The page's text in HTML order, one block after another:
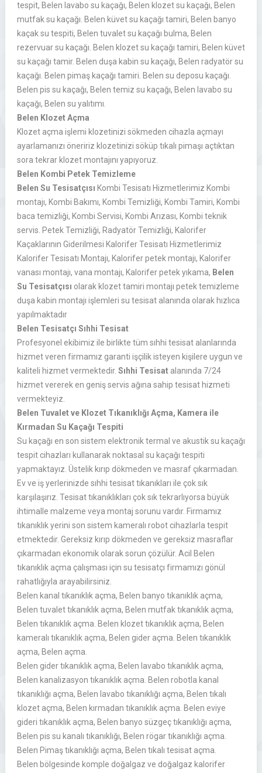
tespit, Belen lavabo su kaçağı, Belen klozet su kaçağı, Belen
mutfak su kaçağı. Belen küvet su kaçağı tamiri, Belen banyo
kaçak su tespiti, Belen tuvalet su kaçağı bulma, Belen
rezervuar su kaçağı. Belen klozet su kaçağı tamiri, Belen küvet
su kaçağı tamir. Belen duşa kabin su kaçağı, Belen radyatör su
kaçağı. Belen pimaş kaçağı tamiri. Belen su deposu kaçağı.
Belen pis su kaçağı, Belen temiz su kaçağı, Belen lavabo su
kaçağı, Belen su yalıtımı.
Belen Klozet Açma
Klozet açma işlemi klozetinizi sökmeden cihazla açmayı
ayarlamanızı öneririz klozetinizi söküp tıkalı pimaşı açtıktan
sora tekrar klozet montajını yapıyoruz.
Belen Kombi Petek Temizleme
Belen Su Tesisatçısı Kombi Tesisatı Hizmetlerimiz Kombi
montajı, Kombi Bakımı, Kombi Temizliği, Kombi Tamiri, Kombi
baca temizliği, Kombi Servisi, Kombi Arızası, Kombi teknik
servis. Petek Temizliği, Radyatör Temizliği, Kalorifer
Kaçaklarının Giderilmesi Kalorifer Tesisatı Hizmetlerimiz
Kalorifer Tesisatı Montajı, Kalorifer petek montajı, Kalorifer
vanası montajı, vana montajı, Kalorifer petek yıkama, Belen
Su Tesisatçısı olarak klozet tamiri montajı petek temizleme
duşa kabin montajı işlemleri su tesisat alanında olarak hızlıca
yapılmaktadır
Belen Tesisatçı Sıhhi Tesisat
Profesyonel ekibimiz ile birlikte tüm sıhhi tesisat alanlarında
hizmet veren firmamız garanti işçilik isteyen kişilere uygun ve
kaliteli hizmet vermektedir. Sıhhi Tesisatalanında 7/24
hizmet vererek en geniş servis ağına sahip tesisat hizmeti
vermekteyiz.
Belen Tuvalet ve Klozet Tıkanıklığı Açma, Kamera ile
Kırmadan Su Kaçağı Tespiti
Su kaçağı en son sistem elektronik termal ve akustik su kaçağı
tespit cihazları kullanarak noktasal su kaçağı tespiti
yapmaktayız. Üstelik kırıp dökmeden ve masraf çıkarmadan.
Ev ve iş yerlerinizde sıhhi tesisat tıkanıkları ile çok sık
karşılaşırız. Tesisat tıkanıklıkları çok sık tekrarlıyorsa büyük
ihtimalle malzeme veya montaj sorunu vardır. Firmamız
tıkanıklık yerini son sistem kameralı robot cihazlarla tespit
etmektedir. Gereksiz kırıp dökmeden ve gereksiz masraflar
çıkarmadan ekonomik olarak sorun çözülür. Acil Belen
tıkanıklık açma çalışması için su tesisatçı firmamızı gönül
rahatlığıyla arayabilirsiniz.
Belen kanal tıkanıklık açma, Belen banyo tıkanıklık açma,
Belen tuvalet tıkanıklık açma, Belen mutfak tıkanıklık açma,
Belen tıkanıklık açma. Belen klozet tıkanıklık açma, Belen
kameralı tıkanıklık açma, Belen gider açma. Belen tıkanıklık
açma, Belen açma.
Belen gider tıkanıklık açma, Belen lavabo tıkanıklık açma,
Belen kanalizasyon tıkanıklık açma. Belen robotla kanal
tıkanıklığı açma, Belen lavabo tıkanıklığı açma, Belen tıkalı
klozet açma, Belen kırmadan tıkanıklık açma. Belen eviye
gideri tıkanıklık açma, Belen banyo süzgeç tıkanıklığı açma,
Belen pis su kanalı tıkanıklığı, Belen rögar tıkanıklığı açma.
Belen Pimaş tıkanıklığı açma, Belen tıkalı tesisat açma.
Belen bölgesinde komple doğalgaz ve doğalgaz kalorifer